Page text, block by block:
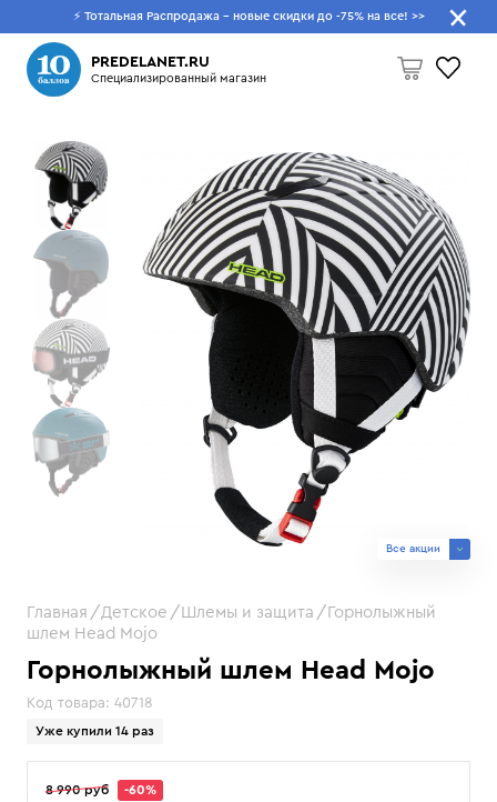
⚡ Тотальная Распродажа - новые скидки до -75% на все! >>
PREDELANET.RU
Специализированный магазин
Пусто
Что будем искать?
Горнолыжный шлем Head Mojo
Код товара: 40718
Уже купили 14 раз
Все акции
Главная Детское Шлемы и защита
Горнолыжный
шлем Head Mojo
8 990 руб -60%